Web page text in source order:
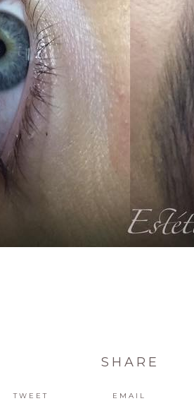
SHARE
TWEET EMAIL